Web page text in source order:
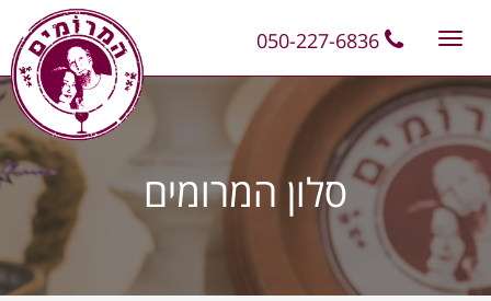
Toggle
סלון המרומים